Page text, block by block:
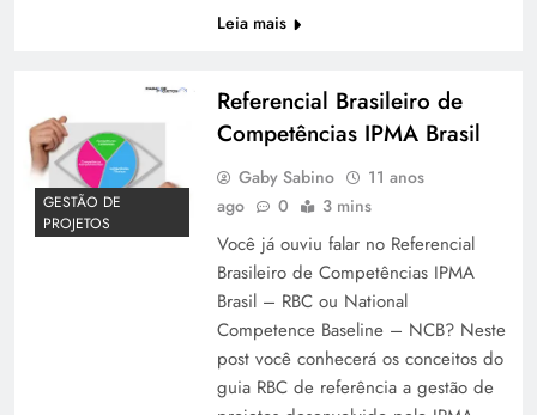
Leia mais
GESTÃO DE
PROJETOS
Referencial Brasileiro de
Competências IPMA Brasil
Gaby Sabino
11 anos
ago
0 3 mins
Você já ouviu falar no Referencial
Brasileiro de Competências IPMA
Brasil – RBC ou National
Competence Baseline – NCB? Neste
post você conhecerá os conceitos do
guia RBC de referência a gestão de